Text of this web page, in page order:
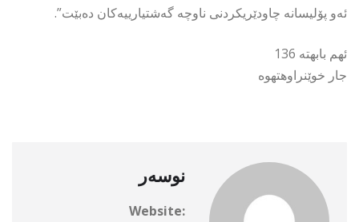
ئەو پۆلیسانە چاودێریکردنی ناوچە گەشتیارییەکان دەبێت”.
ئهم بابهته 136
جار خوێنراوهتهوه
نوسەر
Website: